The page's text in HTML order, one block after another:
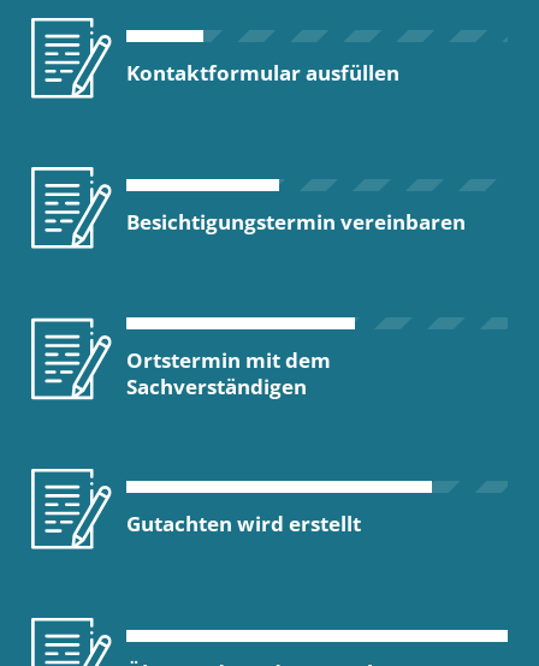
Kontaktformular ausfüllen
Besichtigungstermin vereinbaren
Ortstermin mit dem
Sachverständigen
Gutachten wird erstellt